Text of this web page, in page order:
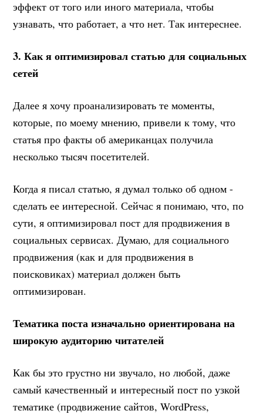
эффект от того или иного материала, чтобы
узнавать, что работает, а что нет. Так интереснее.
3. Как я оптимизировал статью для социальных
сетей
Далее я хочу проанализировать те моменты,
которые, по моему мнению, привели к тому, что
статья про факты об американцах получила
несколько тысяч посетителей.
Когда я писал статью, я думал только об одном -
сделать ее интересной. Сейчас я понимаю, что, по
сути, я оптимизировал пост для продвижения в
социальных сервисах. Думаю, для социального
продвижения (как и для продвижения в
поисковиках) материал должен быть
оптимизирован.
Тематика поста изначально ориентирована на
широкую аудиторию читателей
Как бы это грустно ни звучало, но любой, даже
самый качественный и интересный пост по узкой
тематике (продвижение сайтов, WordPress,